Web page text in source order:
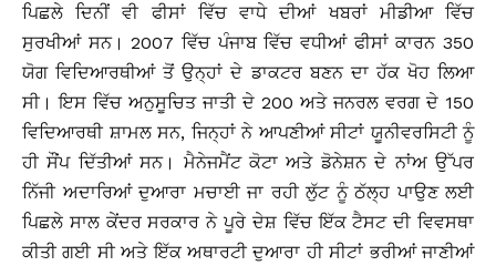
ਪਿਛਲੇ ਦਿਨੀਂ ਵੀ ਫੀਸਾਂ ਵਿੱਚ ਵਾਧੇ ਦੀਆਂ ਖਬਰਾਂ ਮੀਡੀਆ ਵਿੱਚ
ਸੁਰਖੀਆਂ ਸਨ। 2007 ਵਿੱਚ ਪੰਜਾਬ ਵਿੱਚ ਵਧੀਆਂ ਫੀਸਾਂ ਕਾਰਨ 350
ਯੋਗ ਵਿਦਿਆਰਥੀਆਂ ਤੋਂ ਉਨ੍ਹਾਂ ਦੇ ਡਾਕਟਰ ਬਣਨ ਦਾ ਹੱਕ ਖੋਹ ਲਿਆ
ਸੀ। ਇਸ ਵਿੱਚ ਅਨੁਸੂਚਿਤ ਜਾਤੀ ਦੇ 200 ਅਤੇ ਜਨਰਲ ਵਰਗ ਦੇ 150
ਵਿਦਿਆਰਥੀ ਸ਼ਾਮਲ ਸਨ, ਜਿਨ੍ਹਾਂ ਨੇ ਆਪਣੀਆਂ ਸੀਟਾਂ ਯੂਨੀਵਰਸਿਟੀ ਨੂੰ
ਹੀ ਸੌਂਪ ਦਿੱਤੀਆਂ ਸਨ। ਮੈਨੇਜਮੈਂਟ ਕੋਟਾ ਅਤੇ ਡੋਨੇਸ਼ਨ ਦੇ ਨਾਂਅ ਉੱਪਰ
ਨਿੱਜੀ ਅਦਾਰਿਆਂ ਦੁਆਰਾ ਮਚਾਈ ਜਾ ਰਹੀ ਲੁੱਟ ਨੂੰ ਠੱਲ੍ਹ ਪਾਉਣ ਲਈ
ਪਿਛਲੇ ਸਾਲ ਕੇਂਦਰ ਸਰਕਾਰ ਨੇ ਪੂਰੇ ਦੇਸ਼ ਵਿੱਚ ਇੱਕ ਟੈਸਟ ਦੀ ਵਿਵਸਥਾ
ਕੀਤੀ ਗਈ ਸੀ ਅਤੇ ਇੱਕ ਅਥਾਰਟੀ ਦੁਆਰਾ ਹੀ ਸੀਟਾਂ ਭਰੀਆਂ ਜਾਣੀਆਂ